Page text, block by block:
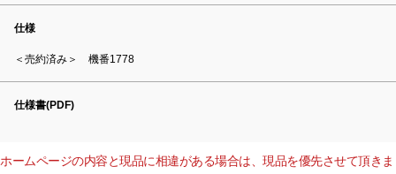
仕様
＜売約済み＞ 機番1778
仕様書(PDF)
ホームページの内容と現品に相違がある場合は、現品を優先させて頂きま